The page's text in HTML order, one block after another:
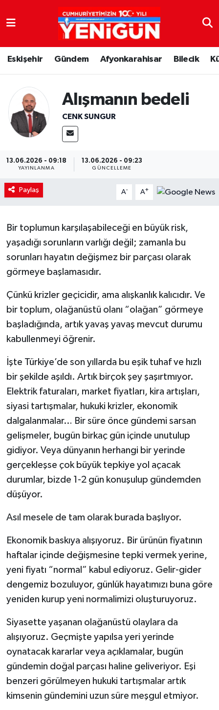
Eskişehir Gündem Afyonkarahisar Bilecik
Alışmanın bedeli
CENK SUNGUR
13.06.2026 - 09:18
YAYINLANMA
13.06.2026 - 09:23
GÜNCELLEME
Paylaş A- A+
Bir toplumun karşılaşabileceği en büyük risk,
yaşadığı sorunların varlığı değil; zamanla bu
sorunları hayatın değişmez bir parçası olarak
görmeye başlamasıdır.
Çünkü krizler geçicidir, ama alışkanlık kalıcıdır. Ve
bir toplum, olağanüstü olanı “olağan” görmeye
başladığında, artık yavaş yavaş mevcut durumu
kabullenmeyi öğrenir.
İşte Türkiye’de son yıllarda bu eşik tuhaf ve hızlı
bir şekilde aşıldı. Artık birçok şey şaşırtmıyor.
Elektrik faturaları, market fiyatları, kira artışları,
siyasi tartışmalar, hukuki krizler, ekonomik
dalgalanmalar… Bir süre önce gündemi sarsan
gelişmeler, bugün birkaç gün içinde unutulup
gidiyor. Veya dünyanın herhangi bir yerinde
gerçekleşse çok büyük tepkiye yol açacak
durumlar, bizde 1-2 gün konuşulup gündemden
düşüyor.
Asıl mesele de tam olarak burada başlıyor.
Ekonomik baskıya alışıyoruz. Bir ürünün fiyatının
haftalar içinde değişmesine tepki vermek yerine,
yeni fiyatı “normal” kabul ediyoruz. Gelir-gider
dengemiz bozuluyor, günlük hayatımızı buna göre
yeniden kurup yeni normalimizi oluşturuyoruz.
Siyasette yaşanan olağanüstü olaylara da
alışıyoruz. Geçmişte yapılsa yeri yerinde
oynatacak kararlar veya açıklamalar, bugün
gündemin doğal parçası haline geliveriyor. Eşi
benzeri görülmeyen hukuki tartışmalar artık
kimsenin gündemini uzun süre meşgul etmiyor.
Nöbetçi Eczaneler
Hava Durumu
Trafik Durumu
Süper Lig Puan Durumu ve Fikstür
Tüm Manşetler
Son Dakika Haberleri
Haber Arşivi